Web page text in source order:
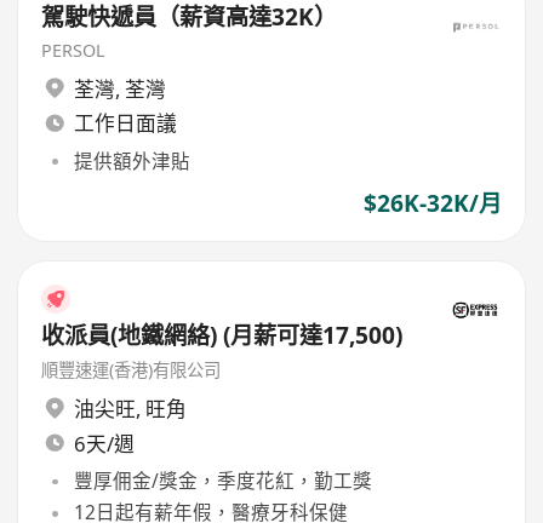
駕駛快遞員（薪資高達32K）
PERSOL
荃灣, 荃灣
工作日面議
提供額外津貼
$26K-32K/月
收派員(地鐵網絡) (月薪可達17,500)
順豐速運(香港)有限公司
油尖旺, 旺角
6天/週
豐厚佣金/獎金，季度花紅，勤工獎
12日起有薪年假，醫療牙科保健